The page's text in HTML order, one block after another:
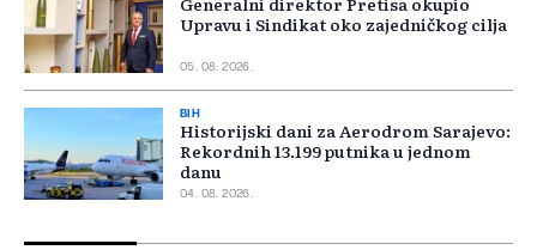
Upravu i Sindikat oko zajedničkog cilja
05. 08. 2026.
BIH
Historijski dani za Aerodrom Sarajevo:
Rekordnih 13.199 putnika u jednom
danu
04. 08. 2026.